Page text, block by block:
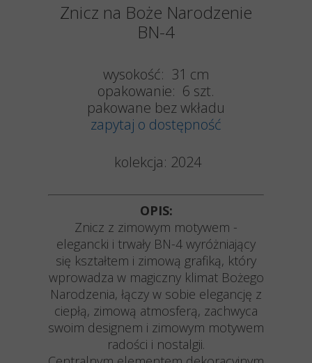
Znicz na Boże Narodzenie
BN-4
wysokość: 31 cm
opakowanie: 6 szt.
pakowane bez wkładu
zapytaj o dostępność
kolekcja: 2024
OPIS:
Znicz z zimowym motywem -
elegancki i trwały BN-4 wyróżniający
się kształtem i zimową grafiką, który
wprowadza w magiczny klimat Bożego
Narodzenia, łączy w sobie elegancję z
ciepłą, zimową atmosferą, zachwyca
swoim designem i zimowym motywem
radości i nostalgii.